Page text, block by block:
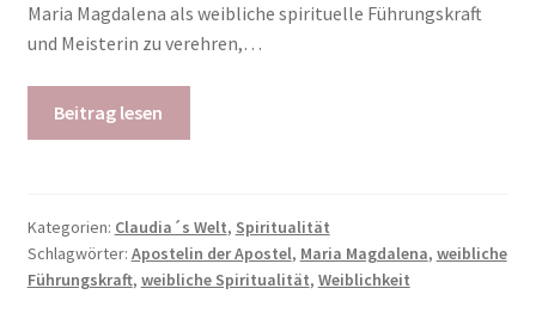
Maria Magdalena als weibliche spirituelle Führungskraft
und Meisterin zu verehren,…
Beitrag lesen
Kategorien: Claudia´s Welt, Spiritualität
Schlagwörter: Apostelin der Apostel, Maria Magdalena, weibliche
Führungskraft, weibliche Spiritualität, Weiblichkeit